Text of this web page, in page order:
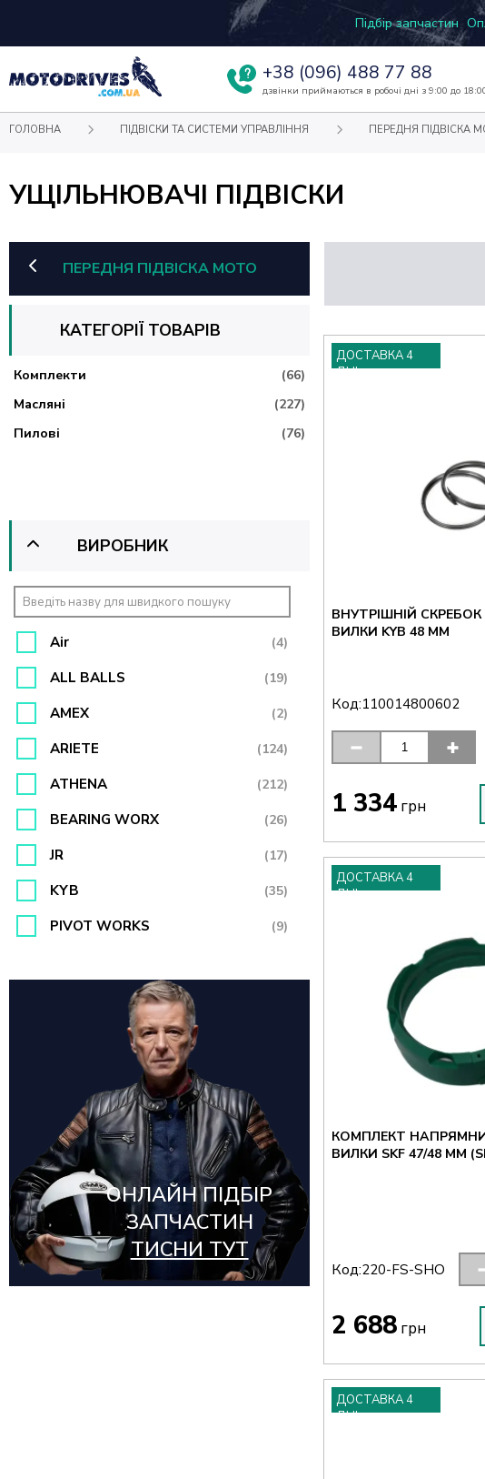
Підбір запчастин
+38 (096) 488 77 88
дзвінки приймаються в робочі дні з 9:00 до
ГОЛОВНА ПІДВІСКИ ТА СИСТЕМИ УПРАВЛІННЯ ПЕРЕДНЯ ПІДВІСКА
УЩІЛЬНЮВАЧІ ПІДВІСКИ
ПЕРЕДНЯ ПІДВІСКА МОТО
КАТЕГОРІЇ ТОВАРІВ
Комплекти
(66)
Масляні
(227)
Пилові
(76)
ВИРОБНИК
Air (4)
ALL BALLS (19)
AMEX (2)
ARIETE (124)
ATHENA (212)
BEARING WORX (26)
JR (17)
KYB (35)
PIVOT WORKS (9)
TMV (1)
TOURMAX (2)
VESRAH (8)
WYPRZEDAŻOWE MARKI (3)
ОНЛАЙН ПІДБІР
ЗАПЧАСТИН
ТИСНИ ТУТ
ДОСТАВКА 4
ДНІ
ВНУТРІШНІЙ
ВИЛКИ KYB 48 ММ
Код:110014800602
1 334 грн
ДОСТАВКА 4
ДНІ
КОМПЛЕКТ
ВИЛКИ SKF 47/48 ММ
Код:220-FS-SHO
2 688 грн
ДОСТАВКА 4
ДНІ